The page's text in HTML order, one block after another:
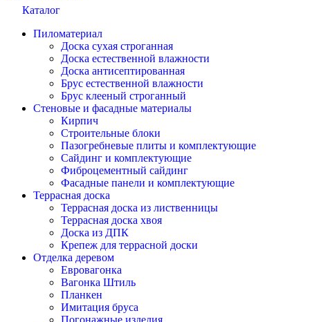
Каталог
Пиломатериал
Доска сухая строганная
Доска естественной влажности
Доска антисептированная
Брус естественной влажности
Брус клееный строганный
Стеновые и фасадные материалы
Кирпич
Строительные блоки
Пазогребневые плиты и комплектующие
Сайдинг и комплектующие
Фиброцементный сайдинг
Фасадные панели и комплектующие
Террасная доска
Террасная доска из лиственницы
Террасная доска хвоя
Доска из ДПК
Крепеж для террасной доски
Отделка деревом
Евровагонка
Вагонка Штиль
Планкен
Имитация бруса
Погонажные изделия